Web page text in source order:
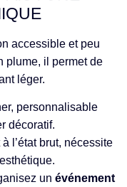
accessible et peu
plume, il permet de
léger.
personnalisable
décoratif.
l’état brut, nécessite
un événement